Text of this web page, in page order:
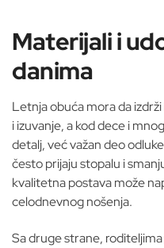
Materijali i
danima
Letnja obuća mora da
i izuvanje, a kod dece i
detalj, već važan deo
često prijaju stopalu i
kvalitetna postava može
celodnevnog nošenja.
Sa druge strane,